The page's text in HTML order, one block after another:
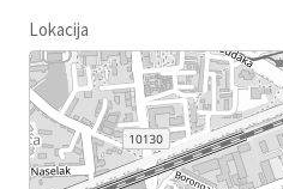
Lokacija